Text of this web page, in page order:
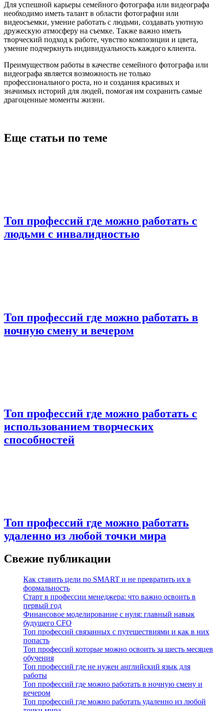
Для успешной карьеры семейного фотографа или видеографа
необходимо иметь талант в области фотографии или
видеосъемки, умение работать с людьми, создавать уютную
дружескую атмосферу на съемке. Также важно иметь
творческий подход к работе, чувство композиции и цвета,
умение подчеркнуть индивидуальность каждого клиента.
Преимуществом работы в качестве семейного фотографа или
видеографа является возможность не только
профессионального роста, но и создания красивых и
значимых историй для людей, помогая им сохранить самые
драгоценные моменты жизни.
Еще статьи по теме
Топ профессий где можно работать с
людьми с инвалидностью
Топ профессий где можно работать в
ночную смену и вечером
Топ профессий где можно работать с
использованием творческих
способностей
Топ профессий где можно работать
удаленно из любой точки мира
Свежие публикации
Как ставить цели по SMART и не превратить их в
формальность
Старт в профессии менеджера: что важно освоить в
первый год
Финансовое моделирование с нуля: главный навык
будущего CFO
Топ профессий связанных с путешествиями и как в них
попасть
Топ профессий которые можно освоить за шесть месяцев
обучения
Топ профессий где не нужен английский язык для
работы
Топ профессий где можно работать в ночную смену и
вечером
Топ профессий где можно работать удаленно из любой